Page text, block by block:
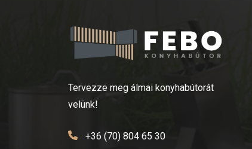
Tervezze meg álmai konyhabútorát
velünk!
+36 (70) 804 65 30